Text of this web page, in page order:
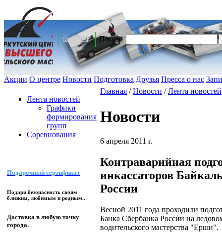
Поиск:
Акции О центре Новости Подготовка Друзья Пресса о нас
Лента новостей
Графики
формирования
групп
Соревнования
Подарочный сертификат
Подари безопасность своим
близким, любимым и родным..
Доставка в любую точку
города.
Главная /Новости /Лента новостей
Новости
6 апреля 2011 г.
Контраварийная
инкассаторов
России
Весной 2011 года проходили
Банка Сбербанка России на
водительского мастерства "Ерши".